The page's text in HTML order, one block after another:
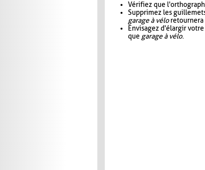
Vérifiez que
Supprimez les
garage à véloretournera
Envisagez d'élargir
que garage à vélo.